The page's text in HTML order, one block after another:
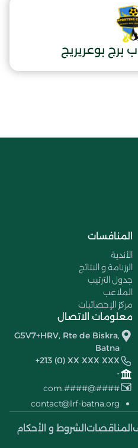
برج بوعريريج
المنافسات
الأندية
الرزنامة و النتائج
جدول الترتيب
الملاعب
مركز الإحصائيات
معلومات الاتصال
G5V7+HRV, Rte de Biskra,
Batna
+213 (0) XX XXX XXX
-
####@####.com
contact@lrf-batna.org
المناقصات الشروط و الأحكام